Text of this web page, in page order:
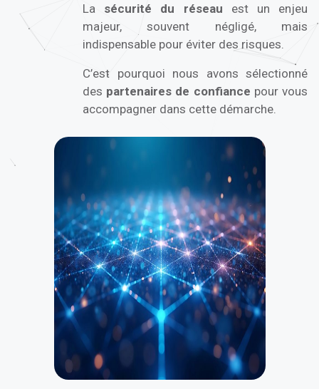
La sécurité du réseau est un enjeu
majeur, souvent négligé, mais
indispensable pour éviter des risques.
C’est pourquoi nous avons sélectionné
des partenaires de confiance pour vous
accompagner dans cette démarche.